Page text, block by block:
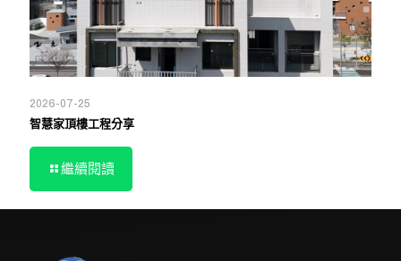
2026-07-25
智慧家頂樓工程分享
繼續閱讀